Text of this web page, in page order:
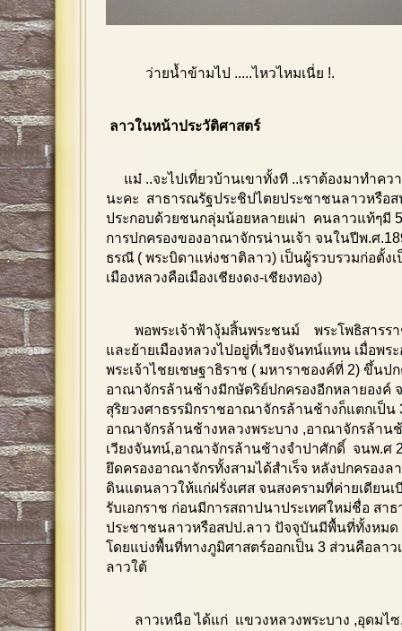
ว่ายน้ำข้ามไป .....ไหวไหมเนี่
ลาวในหน้าประวัติศาสตร์
แม๋ ..จะไปเที่ยวบ้านเขาทั้งที ..เราต้องมาทำคว
นะคะ สาธารณรัฐประชิปไตยประชาชนลาวหรือส
ประกอบด้วยชนกลุ่มน้อยหลายเผ่า คนลาวแท้ๆมี
การปกครองของอาณาจักรน่านเจ้า จนในปีพ.ศ
ธรณี ( พระบิดาแห่งชาติลาว) เป็นผู้รวบรวมก่อตั้ง
เมืองหลวงคือเมืองเชียงดง-เชียงทอง)
พอพระเจ้าฟ้างุ้มสิ้นพระชนม์ พระโพธิสารรา
และย้ายเมืองหลวงไปอยู่ที่เวียงจันทน์แทน เมื่อพร
พระเจ้าไชยเชษฐาธิราช ( มหาราชองค์ที่ 2) ขึ้นป
อาณาจักรล้านช้างมีกษัตริย์ปกครองอีกหลายองค์
สุริยวงศาธรรมิกราชอาณาจักรล้านช้างก็แตกเป็น
อาณาจักรล้านช้างหลวงพระบาง ,อาณาจักรล้าน
เวียงจันทน์,อาณาจักรล้านช้างจำปาศักดิ์ จนพ.ศ
ยึดครองอาณาจักรทั้งสามได้สำเร็จ หลังปกครองล
ดินแดนลาวให้แก่ฝรั่งเศส จนสงครามที่ค่ายเดียน
รับเอกราช ก่อนมีการสถาปนาประเทศใหม่ชื่อ สา
ประชาชนลาวหรือสปป.ลาว ปัจจุบันมีพื้นที่ทั้งหมด
โดยแบ่งพื้นที่ทางภูมิศาสตร์ออกเป็น 3 ส่วนคือลา
ลาวใต้
ลาวเหนือ ได้แก่ แขวงหลวงพระบาง ,อุดมไซ